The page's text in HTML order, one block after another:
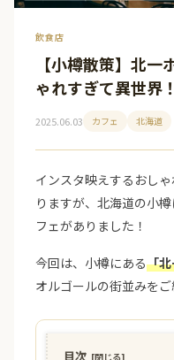
飲食店
【小樽散策】北
ゃれすぎて異世界！
2025.06.03 カフェ 北海道
インスタ映えするおし
りますが、北海道の小
フェがありました！
今回は、小樽にある「
オルゴールの街並みをご
目次